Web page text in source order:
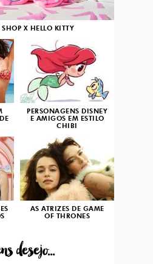
SHOP X HELLO KITTY
PERSONAGENS DISNEY
E AMIGOS EM ESTILO
CHIBI
3
AS ATRIZES DE GAME
OF THRONES
desejo...